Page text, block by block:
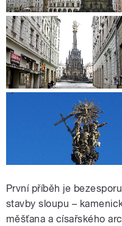
První příběh je
stavby sloupu –
měšťana a císařského